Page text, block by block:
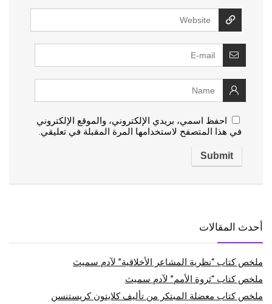
احفظ اسمي، بريدي الإلكتروني، والموقع الإلكتروني
في هذا المتصفح لاستخدامها المرة المقبلة في تعليقي.
أحدث المقالات
ملخص كتاب “نظرية المشاعر الأخلاقية” لآدم سميث
ملخص كتاب “ثروة الأمم” لآدم سميث
ملخص كتاب معضلة المبتكر من تأليف كلايتون كريستنسن